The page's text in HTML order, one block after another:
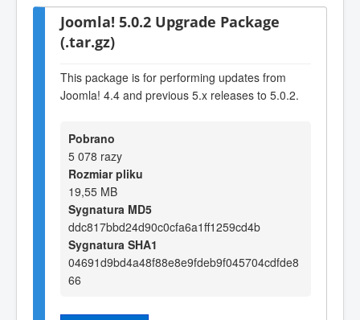
Joomla! 5.0.2 Upgrade Package
(.tar.gz)
This package is for performing updates from
Joomla! 4.4 and previous 5.x releases to 5.0.2.
Pobrano
5 078 razy
Rozmiar pliku
19,55 MB
Sygnatura MD5
ddc817bbd24d90c0cfa6a1ff1259cd4b
Sygnatura SHA1
04691d9bd4a48f88e8e9fdeb9f045704cdfde8
66